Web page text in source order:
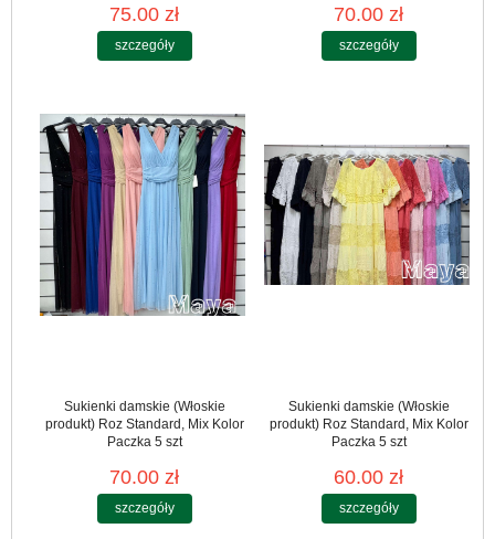
75.00 zł
szczegóły
70.00 zł
szczegóły
Sukienki damskie (Włoskie
produkt) Roz Standard, Mix Kolor
Paczka 5 szt
70.00 zł
szczegóły
Sukienki damskie (Włoskie
produkt) Roz Standard, Mix Kolor
Paczka 5 szt
60.00 zł
szczegóły